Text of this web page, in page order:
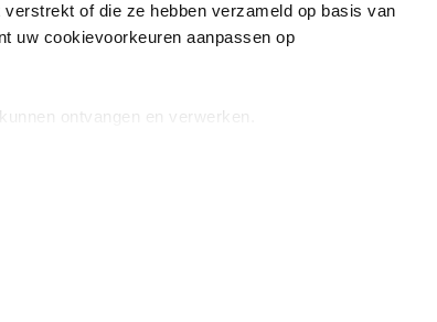
of die ze hebben verzameld op basis van
uw cookievoorkeuren aanpassen op
ontvangen en verwerken.
088 - 133 84 32